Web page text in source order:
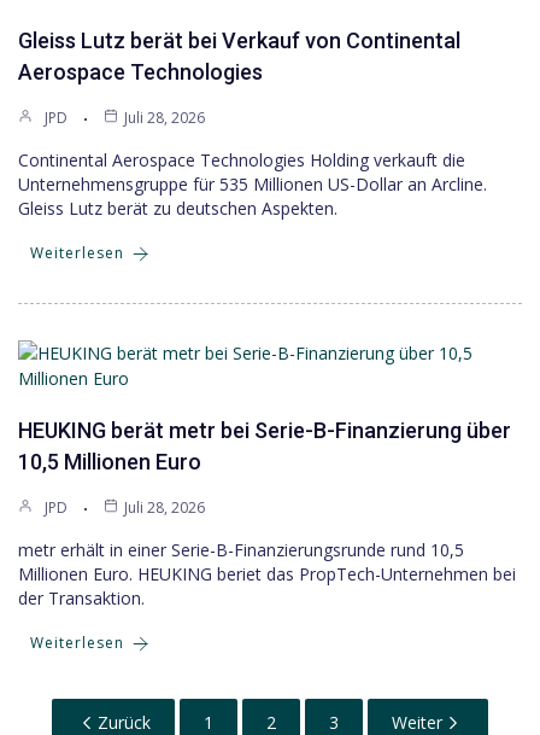
Gleiss Lutz berät bei Verkauf von Continental
Aerospace Technologies
JPD Juli 28, 2026
Continental Aerospace Technologies Holding verkauft die
Unternehmensgruppe für 535 Millionen US-Dollar an Arcline.
Gleiss Lutz berät zu deutschen Aspekten.
Weiterlesen
HEUKING berät metr bei Serie-B-Finanzierung über
10,5 Millionen Euro
JPD Juli 28, 2026
metr erhält in einer Serie-B-Finanzierungsrunde rund 10,5
Millionen Euro. HEUKING beriet das PropTech-Unternehmen bei
der Transaktion.
Weiterlesen
Zurück 1 2 3 Weiter